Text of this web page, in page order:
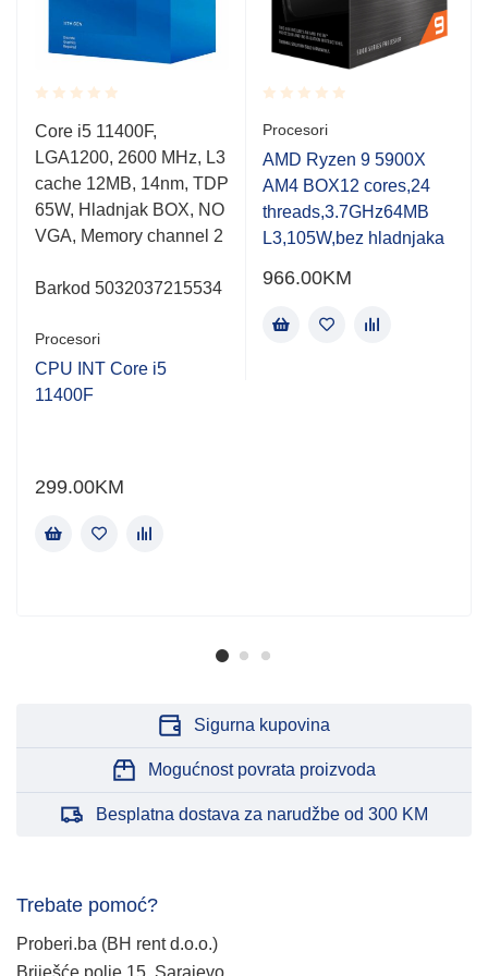
Rated
0.001
out
5
Core i5 11400F,
LGA1200, 2600 MHz, L3
cache 12MB, 14nm, TDP
65W, Hladnjak BOX, NO
VGA, Memory channel 2
Barkod 5032037215534
Procesori
CPU INT Core i5
11400F
299.00KM
Rated
0.001
out
of
5
Procesori
AMD Ryzen 9 5900X
AM4 BOX12 cores,24
threads,3.7GHz64MB
L3,105W,bez hladnjaka
966.00KM
Sigurna kupovina
Mogućnost povrata proizvoda
Besplatna dostava za narudžbe od 300 KM
Trebate pomoć?
Proberi.ba (BH rent d.o.o.)
Briješće polje 15, Sarajevo